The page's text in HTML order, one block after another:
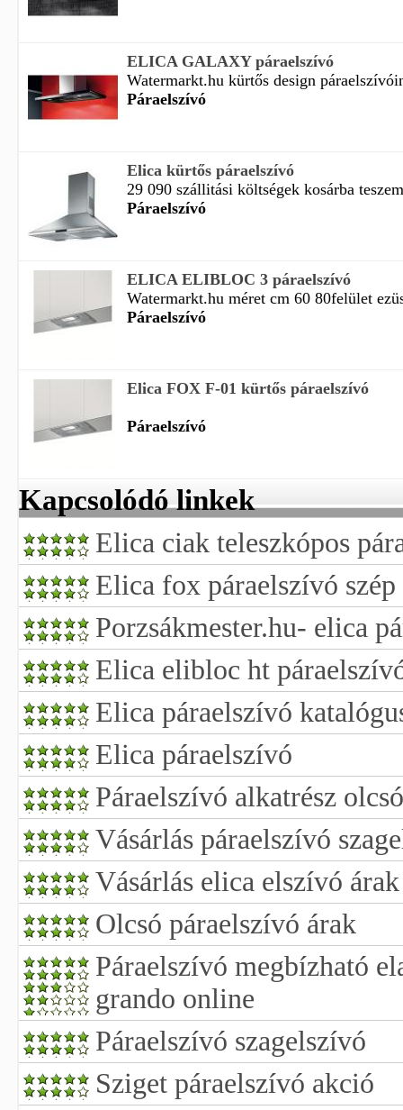
ELICA GALAXY páraelszívó
Watermarkt.hu kürtős design
Páraelszívó
Elica kürtős páraelszívó
29 090 szállitási költségek kosárba
Páraelszívó
ELICA ELIBLOC 3 páraelszívó
Watermarkt.hu méret cm 60 80felület
Páraelszívó
Elica FOX F-01 kürtős páraelszívó
Páraelszívó
Kapcsolódó linkek
Elica ciak teleszkópos
Elica fox páraelszívó
Porzsákmester.hu- elica
Elica elibloc ht
Elica páraelszívó
Elica páraelszívó
Páraelszívó alkatrész
Vásárlás páraelszívó
Vásárlás elica elszívó árak
Olcsó páraelszívó árak
Páraelszívó megbízható
grando online
Páraelszívó szagelszívó
Sziget páraelszívó akció